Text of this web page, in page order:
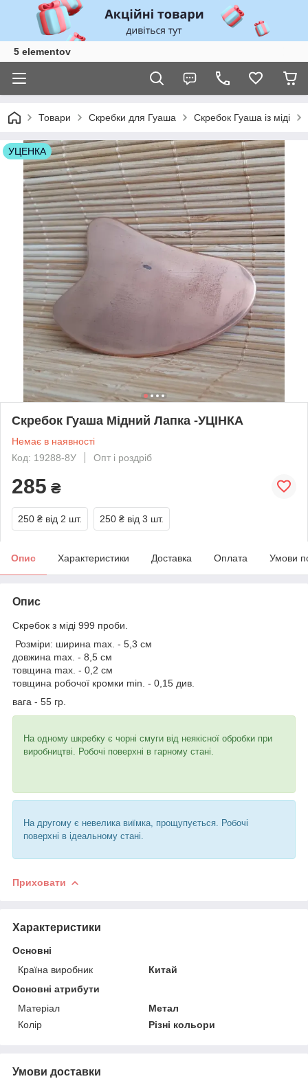
5 elementov
Товари Скребки для Гуаша Скребок Гуаша із міді
УЦЕНКА
Скребок Гуаша Мідний Лапка -УЦІНКА
Немає в наявності
Код: 19288-8У
Опт і роздріб
285 ₴
250 ₴ від 2 шт. 250 ₴ від 3 шт.
Опис Характеристики Доставка Оплата Умови
Опис
Скребок з міді 999 проби.
Розміри: ширина max. - 5,3 см
довжина max. - 8,5 см
товщина max. - 0,2 см
товщина робочої кромки min. - 0,15 див.
вага - 55 гр.
На одному шкребку є чорні смуги від неякісної обробки при
виробництві. Робочі поверхні в гарному стані.
На другому є невелика виїмка, прощупується. Робочі
поверхні в ідеальному стані.
Приховати
Характеристики
Основні
Країна виробник
Китай
Основні атрибути
Матеріал
Метал
Колір
Різні кольори
Умови доставки